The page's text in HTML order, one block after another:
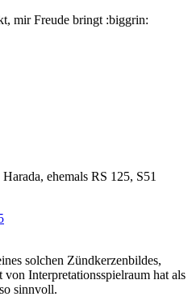
mir Freude bringt :biggrin:
ehemals RS 125, S51
solchen Zündkerzenbildes,
von Interpretationsspielraum hat als
sinnvoll.